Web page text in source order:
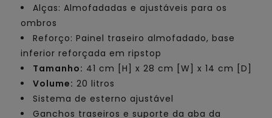
Alças: Almofadadas e ajustáveis para os
ombros
Reforço: Painel traseiro almofadado, base
inferior reforçada em ripstop
Tamanho: 41 cm [H] x 28 cm [W] x 14 cm [D]
Volume: 20 litros
Sistema de esterno ajustável
Ganchos traseiros e suporte da aba da